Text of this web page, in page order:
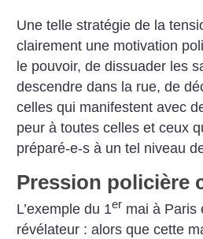
Une telle stratégie de la
clairement une motivation
le pouvoir, de dissuader les
descendre dans la rue, de
celles qui manifestent avec
peur à toutes celles et ceux
préparé-e-s à un tel niveau
Pression policière
L’exemple du 1er mai à Paris
révélateur : alors que cette